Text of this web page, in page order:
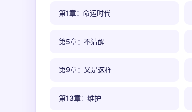
第1章：命运时代
第5章：不清醒
第9章：又是这样
第13章：维护